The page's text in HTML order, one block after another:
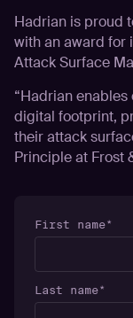
Hadrian is proud
with an award for
Attack Surface
“Hadrian
digital footprint,
their attack
Principle at Frost
First name*
Last name*